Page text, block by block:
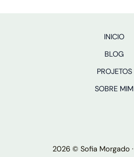
INICIO
BLOG
PROJETOS
SOBRE MIM
2026 © Sofia Morgado ·